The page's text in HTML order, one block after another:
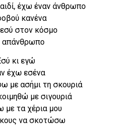
έχω έναν άνθρωπο
κανένα
στον κόσμο
απάνθρωπο
κι εγώ
έχω εσένα
με ασήμι τη σκουριά
με σιγουριά
με τα χέρια μου
να σκοτώσω